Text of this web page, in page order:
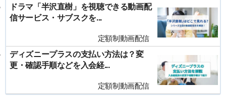
ドラマ「半沢直樹」を視聴できる動画配
信サービス・サブスクを...
定額制動画配信
ディズニープラスの支払い方法は？変
更・確認手順などを入会経...
定額制動画配信